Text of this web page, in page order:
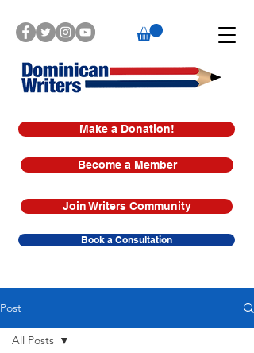
Make a Donation!
Book a Consultation
Join Writers Community
Become a Member
Post
All Posts